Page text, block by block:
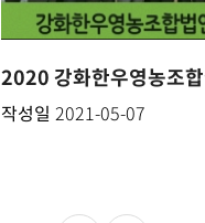
2020 강화한우영농조
작성일 2021-05-07